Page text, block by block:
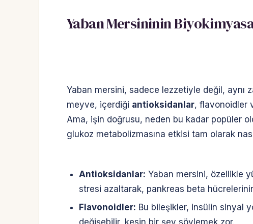
Yaban Mersininin
Yaban mersini, sadece lezzetiyle değil, aynı
meyve, içerdiği antioksidanlar, flavonoidler
Ama, işin doğrusu, neden bu kadar popüler
glukoz metabolizmasına etkisi tam olarak
Antioksidanlar: Yaban mersini, özellikle
stresi azaltarak, pankreas beta
Flavonoidler: Bu bileşikler, insülin sinyal
değişebilir, kesin bir şey söylemek zor.